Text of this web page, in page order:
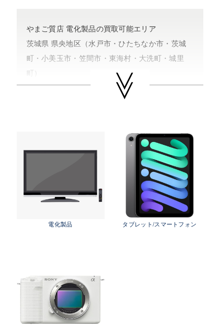
やまご質店 電化製品の買取可能エリア
茨城県 県央地区（水戸市・ひたちなか市・茨城
町・小美玉市・笠間市・東海村・大洗町・城里
町）
茨城県 県北地区（北茨城市・高萩市・常陸太田
市・大子町・日立市・常陸大宮市）
茨城県 県南地区（石岡市・かすみがうら市・土
浦市・つくば市・阿見町・美浦町・稲敷市・牛久
市・龍ヶ崎市・取手市・利根町・河内町・つくば
みらい市・守谷市）
茨城県 県西地区（桜川市・筑西市・下妻市・常
総市・坂東市・結城市・古川市・境町・五霞町）
電化製品 タブレット/スマートフォン